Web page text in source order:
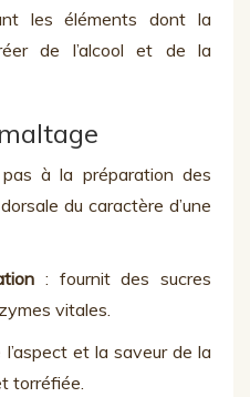
les éléments dont la
de l’alcool et de la
à la préparation des
du caractère d’une
: fournit des sucres
vitales.
l’aspect et la saveur de la
torréfiée.